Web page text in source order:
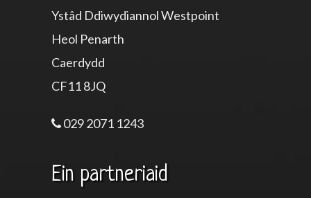
Ystâd Ddiwydiannol Westpoint
Heol Penarth
Caerdydd
CF11 8JQ
029 2071 1243
Ein partneriaid